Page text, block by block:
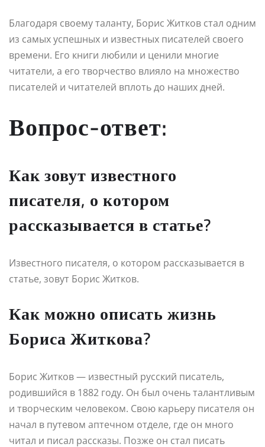
Благодаря своему таланту, Борис Житков стал одним
из самых успешных и известных писателей своего
времени. Его книги любили и ценили многие
читатели, а его творчество влияло на множество
писателей и читателей вплоть до наших дней.
Вопрос-ответ:
Как зовут известного
писателя, о котором
рассказывается в статье?
Известного писателя, о котором рассказывается в
статье, зовут Борис Житков.
Как можно описать жизнь
Бориса Житкова?
Борис Житков — известный русский писатель,
родившийся в 1882 году. Он был очень талантливым
и творческим человеком. Свою карьеру писателя он
начал в путевом аптечном отделе, где он много
читал и писал рассказы. Позже он стал писать